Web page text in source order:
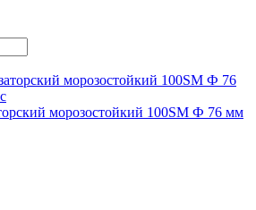
морозостойкий 100SM Ф 76 мм